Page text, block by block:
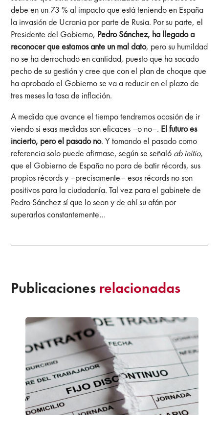
debe en un 73 % al impacto que está teniendo en España
la invasión de Ucrania por parte de Rusia. Por su parte, el
Presidente del Gobierno, Pedro Sánchez, ha llegado a
reconocer que estamos ante un mal dato, pero su humildad
no se ha derrochado en cantidad, puesto que ha sacado
pecho de su gestión y cree que con el plan de choque que
ha aprobado el Gobierno se va a reducir en el plazo de
tres meses la tasa de inflación.
A medida que avance el tiempo tendremos ocasión de ir
viendo si esas medidas son eficaces –o no–. El futuro es
incierto, pero el pasado no. Y tomando el pasado como
referencia solo puede afirmase, según se señaló ab initio,
que el Gobierno de España no para de batir récords, sus
propios récords y –precisamente– esos récords no son
positivos para la ciudadanía. Tal vez para el gabinete de
Pedro Sánchez sí que lo sean y de ahí su afán por
superarlos constantemente…
Publicaciones relacionadas